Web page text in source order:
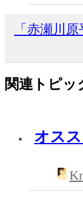
「赤瀬川
関連トピッ
オス